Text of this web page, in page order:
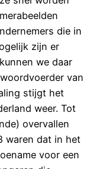
die in
zijn er
we daar
van
stijgt het
weer. Tot
overvallen
waren dat in het
voor een